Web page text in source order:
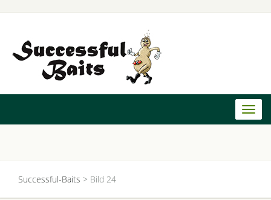
Successful-Baits > Bild 24